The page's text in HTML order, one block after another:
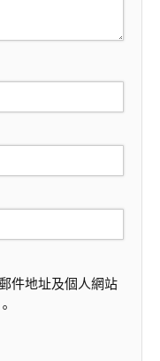
件地址及個人網站